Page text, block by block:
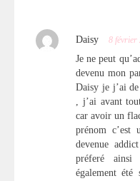
Daisy 8 février
Je ne peut
devenu mon
Daisy je j’ai
, j’ai avant
car avoir un
prénom c’est
devenue
préferé ainsi
également